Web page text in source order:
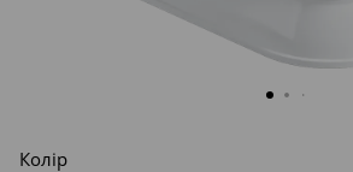
Колір